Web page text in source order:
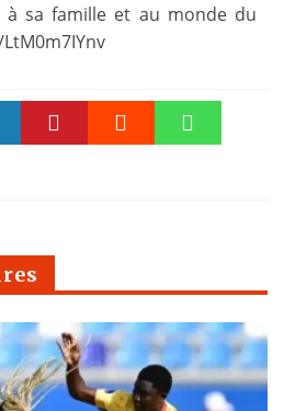
à sa famille et au monde du